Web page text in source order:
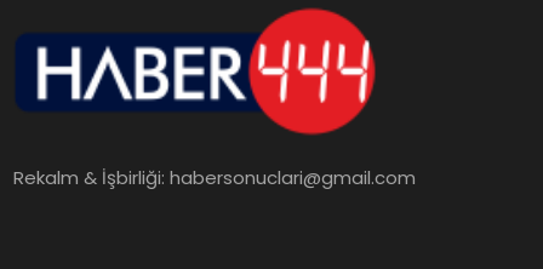
Rekalm & İşbirliği:habersonuclari@gmail.com